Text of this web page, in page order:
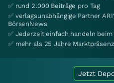
✅ rund 2.000 Beiträge pro Tag
✅ verlagsunabhängige Partner
BörsenNews
✅ Jederzeit einfach handeln beim
✅ mehr als 25 Jahre Marktpräsenz
Jetzt